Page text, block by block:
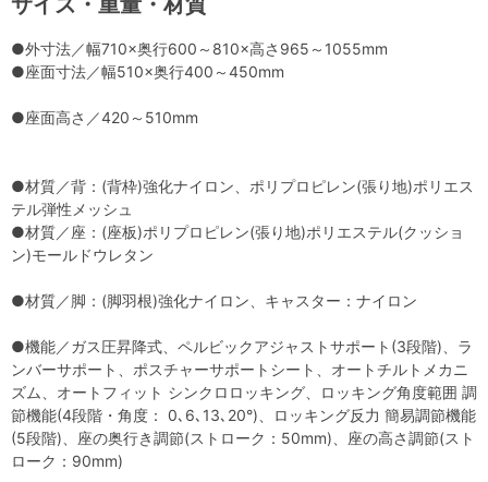
●外寸法／幅710×奥行600～810×高さ965～1055mm
●座面寸法／幅510×奥行400～450mm
●座面高さ／420～510mm
●材質／背：(背枠)強化ナイロン、ポリプロピレン(張り地)ポリエス
テル弾性メッシュ
●材質／座：(座板)ポリプロピレン(張り地)ポリエステル(クッショ
ン)モールドウレタン
●材質／脚：(脚羽根)強化ナイロン、キャスター：ナイロン
●機能／ガス圧昇降式、ペルビックアジャストサポート(3段階)、ラ
ンバーサポート、ポスチャーサポートシート、オートチルトメカニ
ズム、オートフィット シンクロロッキング、ロッキング角度範囲 調
節機能(4段階・角度： 0､6､13､20°)、ロッキング反力 簡易調節機能
(5段階)、座の奥行き調節(ストローク：50mm)、座の高さ調節(スト
ローク：90mm)